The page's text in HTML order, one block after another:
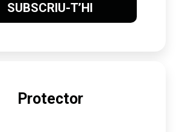
SUBSCRIU-T’HI
Protector